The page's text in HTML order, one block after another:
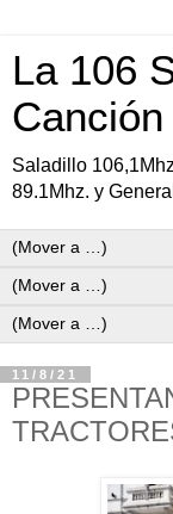
La 106
Canción
Saladillo
89.1Mhz. y
11/8/21